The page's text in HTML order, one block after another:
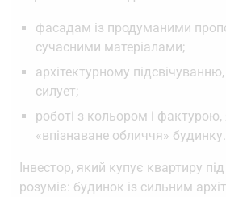
фасадам із продуманими
сучасними матеріалами;
архітектурному
силует;
роботі з кольором і
«впізнаване обличчя» будинку.
Інвестор, який купує квартиру
розуміє: будинок із сильним